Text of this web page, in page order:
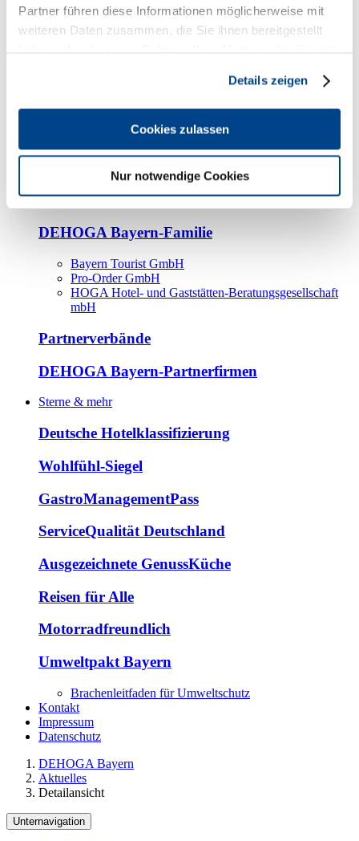
Partner führen diese Informationen möglicherweise mit
weiteren Daten zusammen, die Sie ihnen bereitgestellt
Details zeigen
Cookies zulassen
Nur notwendige Cookies
Kooperationspartner
Tourismusorganisationen
Bayern Tourismus Marketing GmbH
DEHOGA-Familie
Bundesverband
Fachverbände
DEHOGA Bayern-Familie
Bayern Tourist GmbH
Pro-Order GmbH
HOGA Hotel- und Gaststätten-Beratungsgesellschaft
mbH
Partnerverbände
DEHOGA Bayern-Partnerfirmen
Sterne & mehr
Deutsche Hotelklassifizierung
Wohlfühl-Siegel
GastroManagementPass
ServiceQualität Deutschland
Ausgezeichnete GenussKüche
Reisen für Alle
Motorradfreundlich
Umweltpakt Bayern
Brachenleitfaden für Umweltschutz
Kontakt
Impressum
Datenschutz
DEHOGA Bayern
Aktuelles
Detailansicht
Unternavigation